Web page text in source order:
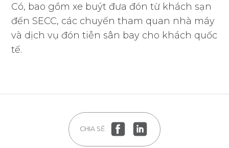
Có, bao gồm xe buýt đưa đón từ khách sạn
đến SECC, các chuyến tham quan nhà máy
và dịch vụ đón tiễn sân bay cho khách quốc
tế.
CHIA SẺ